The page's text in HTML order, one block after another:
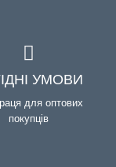
УМОВИ
для оптових
покупців